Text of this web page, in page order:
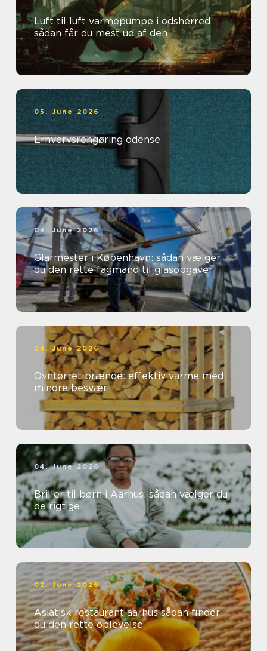
Luft til luft varmepumpe i odsherred
sådan får du mest ud af den
05. June 2026
Erhvervsrengøring odense
04. June 2026
Glarmester i København: sådan vælger
du den rette fagmand til glasopgaver
04. June 2026
Ovntørret brænde: effektiv varme med
mindre besvær
04. June 2026
Briller til børn i Aarhus: sådan vælger du
de rigtige
02. June 2026
Asiatisk restaurant aarhus sådan finder
du den rette oplevelse